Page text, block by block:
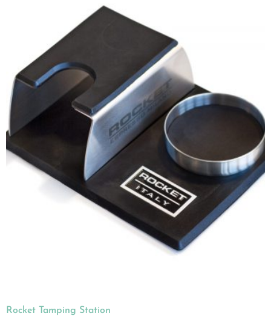
Rocket Tamping Station